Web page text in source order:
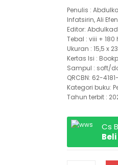
Penulis :
Infatsirin, Ali
Editor:
Tebal : viii +
Ukuran : 15,5 x
Kertas Isi :
Sampul : soft/
QRCBN: 62-
Kategori buku:
Tahun terbit :
Cs